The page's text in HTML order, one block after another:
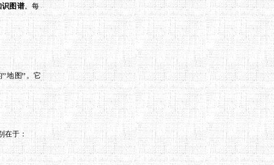
识图谱。每
地图”。它
在于：